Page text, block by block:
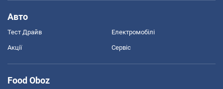
Авто
Тест Драйв Електромобілі
Акції Сервіс
Food Oboz